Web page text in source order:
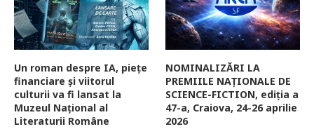
Un roman despre IA, piețe
financiare și viitorul
culturii va fi lansat la
Muzeul Național al
Literaturii Române
NOMINALIZĂRI LA
PREMIILE NAȚIONALE DE
SCIENCE-FICTION, ediția a
47-a, Craiova, 24-26 aprilie
2026